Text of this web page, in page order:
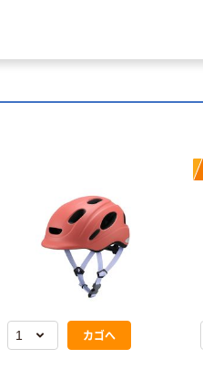
カゴへ